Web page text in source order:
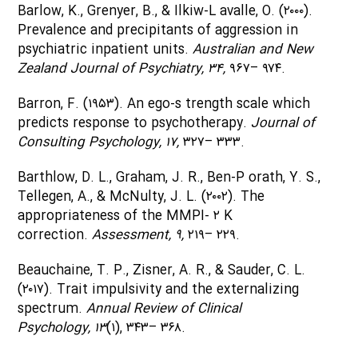
Barlow, K., Grenyer, B., & Ilkiw-L avalle, O. (۲۰۰۰).
Prevalence and precipitants of aggression in
psychiatric inpatient units.Australian and New
Zealand Journal of Psychiatry, ۳۴, ۹۶۷– ۹۷۴.
Barron, F. (۱۹۵۳). An ego-s trength scale which
predicts response to psychotherapy. Journal of
Consulting Psychology, ۱۷,۳۲۷– ۳۳۳.
Barthlow, D. L., Graham, J. R., Ben-P orath, Y. S.,
Tellegen, A., & McNulty, J. L. (۲۰۰۲). The
appropriateness of the MMPI- ۲ K
correction.Assessment, ۹,۲۱۹– ۲۲۹.
Beauchaine, T. P., Zisner, A. R., & Sauder, C. L.
(۲۰۱۷). Trait impulsivity and the externalizing
spectrum.Annual Review of Clinical
Psychology, ۱۳(۱), ۳۴۳– ۳۶۸.